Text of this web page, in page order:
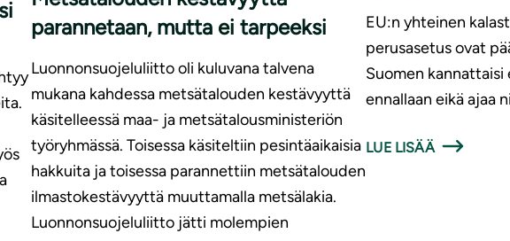
parannetaan, mutta ei tarpeeksi
Luonnonsuojeluliitto oli kuluvana talvena
mukana kahdessa metsätalouden kestävyyttä
käsitelleessä maa- ja metsätalousministeriön
työryhmässä. Toisessa käsiteltiin pesintäaikaisia
hakkuita ja toisessa parannettiin metsätalouden
ilmastokestävyyttä muuttamalla metsälakia.
Luonnonsuojeluliitto jätti molempien
EU:n yhteinen
perusasetus ovat
Suomen kannattaisi
ennallaan eikä ajaa
LUE LISÄÄ